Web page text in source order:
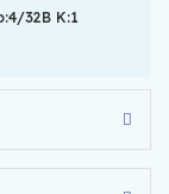
32B K:1